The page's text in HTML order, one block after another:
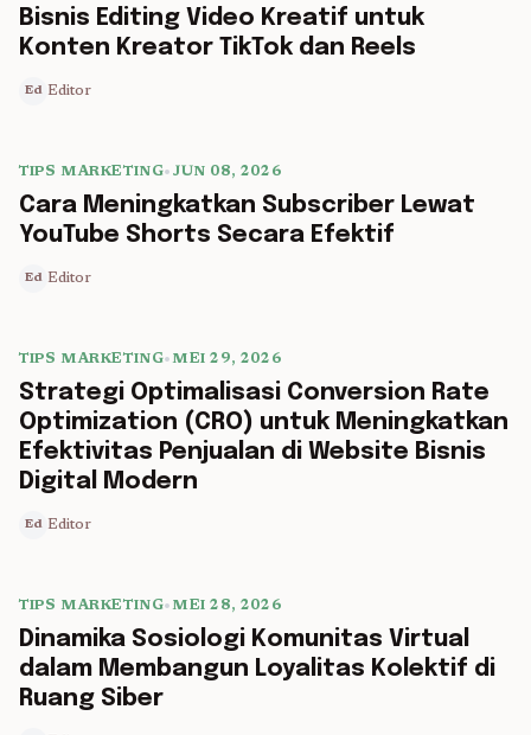
5 min read
Bisnis Editing Video Kreatif untuk
Konten Kreator TikTok dan Reels
Ed Editor
5 min read
TIPS MARKETING• JUN 08, 2026
Cara Meningkatkan Subscriber Lewat
YouTube Shorts Secara Efektif
Ed Editor
5 min read
TIPS MARKETING•MEI 29, 2026
Strategi Optimalisasi Conversion Rate
Optimization (CRO) untuk Meningkatkan
Efektivitas Penjualan di Website Bisnis
Digital Modern
Ed Editor
5 min read
TIPS MARKETING•MEI 28, 2026
Dinamika Sosiologi Komunitas Virtual
dalam Membangun Loyalitas Kolektif di
Ruang Siber